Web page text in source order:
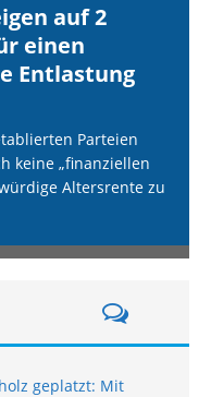
auf 2
einen
Entlastung
Parteien
keine „finanziellen
Altersrente zu
geplatzt: Mit